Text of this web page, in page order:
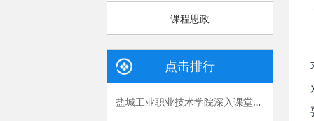
课程思政
点击排行
盐城工业职业技术学院深入课堂促改革，全面提升课堂效能